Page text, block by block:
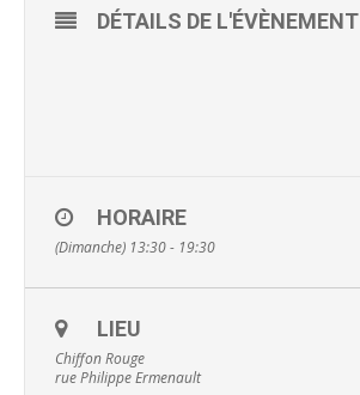
DÉTAILS DE L'ÉVÈNEMENT
HORAIRE
(Dimanche) 13:30 - 19:30
LIEU
Chiffon Rouge
rue Philippe Ermenault